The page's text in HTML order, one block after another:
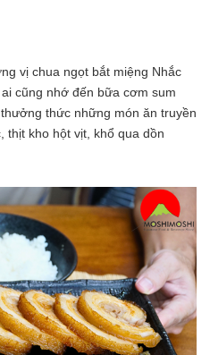
vị chua ngọt bắt miệng Nhắc
cũng nhớ đến bữa cơm sum
thức những món ăn truyền
thịt kho hột vịt, khổ qua dồn